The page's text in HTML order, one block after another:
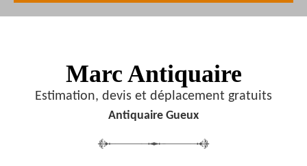
Marc Antiquaire
Estimation, devis et déplacement gratuits
Antiquaire Gueux